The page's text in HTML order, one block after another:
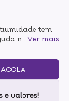
tem
no combate
e com brilho
eficaz
o uso
ativos que
Ver mais
e valores!